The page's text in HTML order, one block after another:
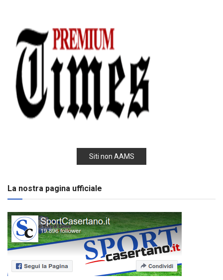
Siti non AAMS
La nostra pagina ufficiale